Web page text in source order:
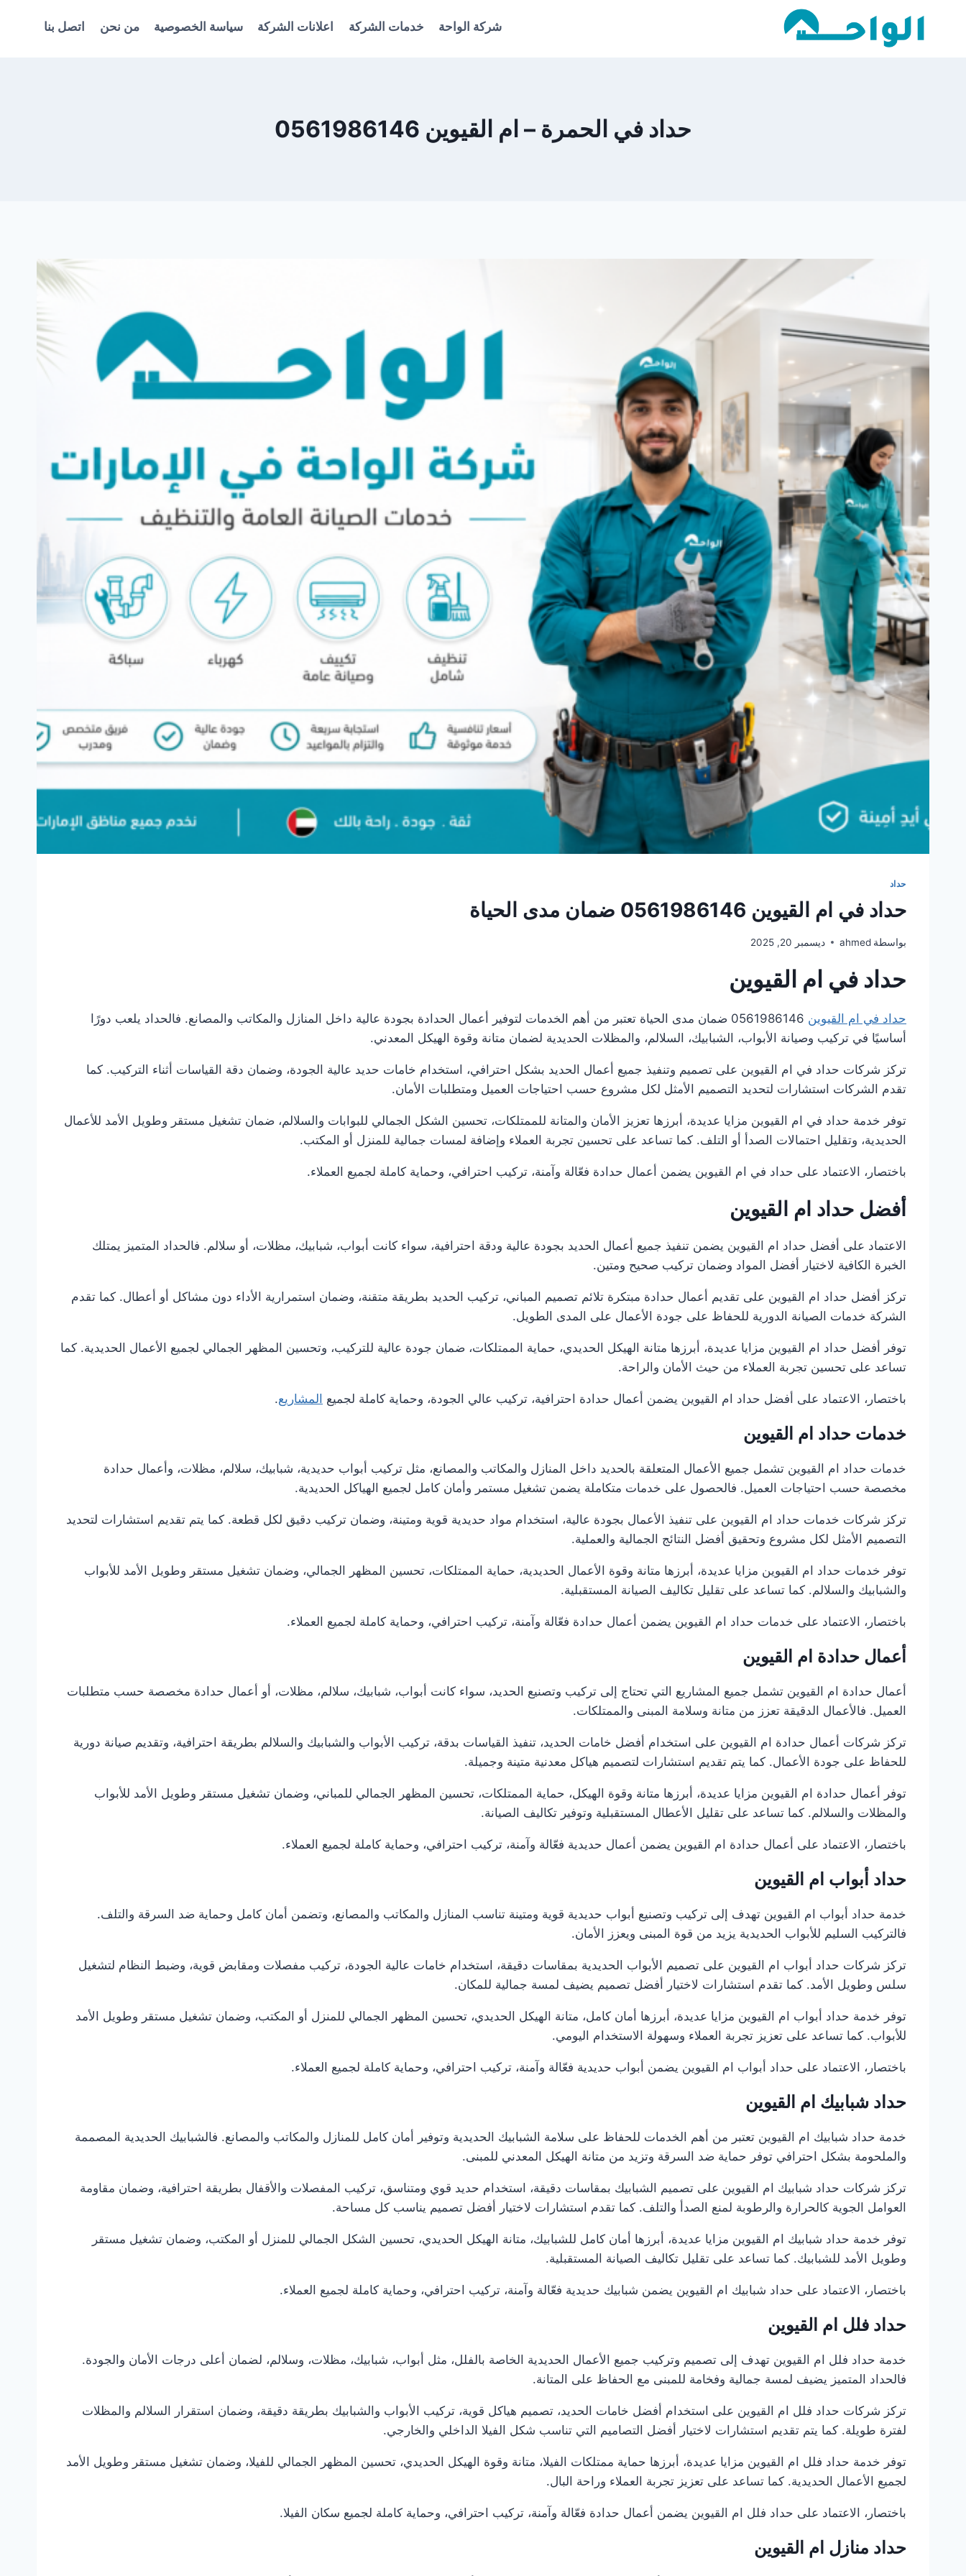
شركة الواحة خدمات الشركة اعلانات الشركة سياسة الخصوصية من نحن اتصل بنا
حداد في الحمرة – ام القيوين 0561986146
حداد
حداد في ام القيوين 0561986146 ضمان مدى الحياة
بواسطة ahmed ديسمبر 20, 2025
حداد في ام القيوين
حداد في ام القيوين
0561986146 ضمان مدى الحياة تعتبر من أهم الخدمات لتوفير أعمال الحدادة بجودة عالية داخل المنازل والمكاتب والمصانع. فالحداد يلعب دورًا
أساسيًا في تركيب وصيانة الأبواب، الشبابيك، السلالم، والمظلات الحديدية لضمان متانة وقوة الهيكل المعدني.
تركز شركات حداد في ام القيوين على تصميم وتنفيذ جميع أعمال الحديد بشكل احترافي، استخدام خامات حديد عالية الجودة، وضمان دقة القياسات أثناء التركيب. كما
تقدم الشركات استشارات لتحديد التصميم الأمثل لكل مشروع حسب احتياجات العميل ومتطلبات الأمان.
توفر خدمة حداد في ام القيوين مزايا عديدة، أبرزها تعزيز الأمان والمتانة للممتلكات، تحسين الشكل الجمالي للبوابات والسلالم، ضمان تشغيل مستقر وطويل الأمد للأعمال
الحديدية، وتقليل احتمالات الصدأ أو التلف. كما تساعد على تحسين تجربة العملاء وإضافة لمسات جمالية للمنزل أو المكتب.
باختصار، الاعتماد على حداد في ام القيوين يضمن أعمال حدادة فعّالة وآمنة، تركيب احترافي، وحماية كاملة لجميع العملاء.
أفضل حداد ام القيوين
الاعتماد على أفضل حداد ام القيوين يضمن تنفيذ جميع أعمال الحديد بجودة عالية ودقة احترافية، سواء كانت أبواب، شبابيك، مظلات، أو سلالم. فالحداد المتميز يمتلك
الخبرة الكافية لاختيار أفضل المواد وضمان تركيب صحيح ومتين.
تركز أفضل حداد ام القيوين على تقديم أعمال حدادة مبتكرة تلائم تصميم المباني، تركيب الحديد بطريقة متقنة، وضمان استمرارية الأداء دون مشاكل أو أعطال. كما تقدم
الشركة خدمات الصيانة الدورية للحفاظ على جودة الأعمال على المدى الطويل.
توفر أفضل حداد ام القيوين مزايا عديدة، أبرزها متانة الهيكل الحديدي، حماية الممتلكات، ضمان جودة عالية للتركيب، وتحسين المظهر الجمالي لجميع الأعمال الحديدية. كما
تساعد على تحسين تجربة العملاء من حيث الأمان والراحة.
باختصار، الاعتماد على أفضل حداد ام القيوين يضمن أعمال حدادة احترافية، تركيب عالي الجودة، وحماية كاملة لجميع المشاريع.
خدمات حداد ام القيوين
خدمات حداد ام القيوين تشمل جميع الأعمال المتعلقة بالحديد داخل المنازل والمكاتب والمصانع، مثل تركيب أبواب حديدية، شبابيك، سلالم، مظلات، وأعمال حدادة
مخصصة حسب احتياجات العميل. فالحصول على خدمات متكاملة يضمن تشغيل مستمر وأمان كامل لجميع الهياكل الحديدية.
تركز شركات خدمات حداد ام القيوين على تنفيذ الأعمال بجودة عالية، استخدام مواد حديدية قوية ومتينة، وضمان تركيب دقيق لكل قطعة. كما يتم تقديم استشارات لتحديد
التصميم الأمثل لكل مشروع وتحقيق أفضل النتائج الجمالية والعملية.
توفر خدمات حداد ام القيوين مزايا عديدة، أبرزها متانة وقوة الأعمال الحديدية، حماية الممتلكات، تحسين المظهر الجمالي، وضمان تشغيل مستقر وطويل الأمد للأبواب
والشبابيك والسلالم. كما تساعد على تقليل تكاليف الصيانة المستقبلية.
باختصار، الاعتماد على خدمات حداد ام القيوين يضمن أعمال حدادة فعّالة وآمنة، تركيب احترافي، وحماية كاملة لجميع العملاء.
أعمال حدادة ام القيوين
أعمال حدادة ام القيوين تشمل جميع المشاريع التي تحتاج إلى تركيب وتصنيع الحديد، سواء كانت أبواب، شبابيك، سلالم، مظلات، أو أعمال حدادة مخصصة حسب متطلبات
العميل. فالأعمال الدقيقة تعزز من متانة وسلامة المبنى والممتلكات.
تركز شركات أعمال حدادة ام القيوين على استخدام أفضل خامات الحديد، تنفيذ القياسات بدقة، تركيب الأبواب والشبابيك والسلالم بطريقة احترافية، وتقديم صيانة دورية
للحفاظ على جودة الأعمال. كما يتم تقديم استشارات لتصميم هياكل معدنية متينة وجميلة.
توفر أعمال حدادة ام القيوين مزايا عديدة، أبرزها متانة وقوة الهيكل، حماية الممتلكات، تحسين المظهر الجمالي للمباني، وضمان تشغيل مستقر وطويل الأمد للأبواب
والمظلات والسلالم. كما تساعد على تقليل الأعطال المستقبلية وتوفير تكاليف الصيانة.
باختصار، الاعتماد على أعمال حدادة ام القيوين يضمن أعمال حديدية فعّالة وآمنة، تركيب احترافي، وحماية كاملة لجميع العملاء.
حداد أبواب ام القيوين
خدمة حداد أبواب ام القيوين تهدف إلى تركيب وتصنيع أبواب حديدية قوية ومتينة تناسب المنازل والمكاتب والمصانع، وتضمن أمان كامل وحماية ضد السرقة والتلف.
فالتركيب السليم للأبواب الحديدية يزيد من قوة المبنى ويعزز الأمان.
تركز شركات حداد أبواب ام القيوين على تصميم الأبواب الحديدية بمقاسات دقيقة، استخدام خامات عالية الجودة، تركيب مفصلات ومقابض قوية، وضبط النظام لتشغيل
سلس وطويل الأمد. كما تقدم استشارات لاختيار أفضل تصميم يضيف لمسة جمالية للمكان.
توفر خدمة حداد أبواب ام القيوين مزايا عديدة، أبرزها أمان كامل، متانة الهيكل الحديدي، تحسين المظهر الجمالي للمنزل أو المكتب، وضمان تشغيل مستقر وطويل الأمد
للأبواب. كما تساعد على تعزيز تجربة العملاء وسهولة الاستخدام اليومي.
باختصار، الاعتماد على حداد أبواب ام القيوين يضمن أبواب حديدية فعّالة وآمنة، تركيب احترافي، وحماية كاملة لجميع العملاء.
حداد شبابيك ام القيوين
خدمة حداد شبابيك ام القيوين تعتبر من أهم الخدمات للحفاظ على سلامة الشبابيك الحديدية وتوفير أمان كامل للمنازل والمكاتب والمصانع. فالشبابيك الحديدية المصممة
والملحومة بشكل احترافي توفر حماية ضد السرقة وتزيد من متانة الهيكل المعدني للمبنى.
تركز شركات حداد شبابيك ام القيوين على تصميم الشبابيك بمقاسات دقيقة، استخدام حديد قوي ومتناسق، تركيب المفصلات والأقفال بطريقة احترافية، وضمان مقاومة
العوامل الجوية كالحرارة والرطوبة لمنع الصدأ والتلف. كما تقدم استشارات لاختيار أفضل تصميم يناسب كل مساحة.
توفر خدمة حداد شبابيك ام القيوين مزايا عديدة، أبرزها أمان كامل للشبابيك، متانة الهيكل الحديدي، تحسين الشكل الجمالي للمنزل أو المكتب، وضمان تشغيل مستقر
وطويل الأمد للشبابيك. كما تساعد على تقليل تكاليف الصيانة المستقبلية.
باختصار، الاعتماد على حداد شبابيك ام القيوين يضمن شبابيك حديدية فعّالة وآمنة، تركيب احترافي، وحماية كاملة لجميع العملاء.
حداد فلل ام القيوين
خدمة حداد فلل ام القيوين تهدف إلى تصميم وتركيب جميع الأعمال الحديدية الخاصة بالفلل، مثل أبواب، شبابيك، مظلات، وسلالم، لضمان أعلى درجات الأمان والجودة.
فالحداد المتميز يضيف لمسة جمالية وفخامة للمبنى مع الحفاظ على المتانة.
تركز شركات حداد فلل ام القيوين على استخدام أفضل خامات الحديد، تصميم هياكل قوية، تركيب الأبواب والشبابيك بطريقة دقيقة، وضمان استقرار السلالم والمظلات
لفترة طويلة. كما يتم تقديم استشارات لاختيار أفضل التصاميم التي تناسب شكل الفيلا الداخلي والخارجي.
توفر خدمة حداد فلل ام القيوين مزايا عديدة، أبرزها حماية ممتلكات الفيلا، متانة وقوة الهيكل الحديدي، تحسين المظهر الجمالي للفيلا، وضمان تشغيل مستقر وطويل الأمد
لجميع الأعمال الحديدية. كما تساعد على تعزيز تجربة العملاء وراحة البال.
باختصار، الاعتماد على حداد فلل ام القيوين يضمن أعمال حدادة فعّالة وآمنة، تركيب احترافي، وحماية كاملة لجميع سكان الفيلا.
حداد منازل ام القيوين